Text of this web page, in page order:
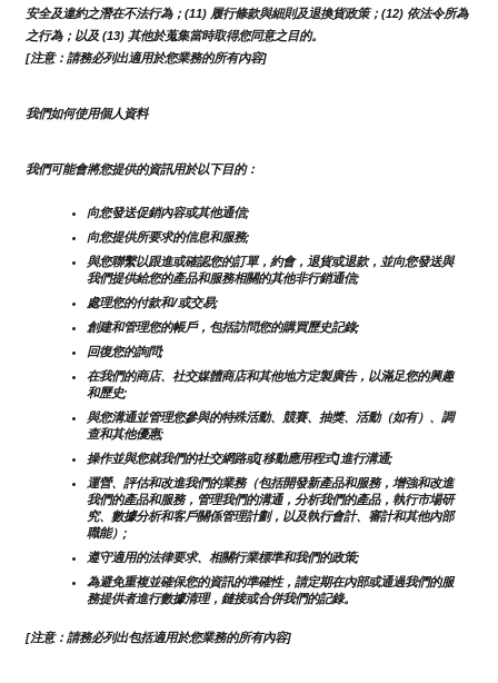
安全及違約之潛在不法行為；(11) 履行條款與細則及退換貨政策；(12) 依法令所為
之行為；以及 (13) 其他於蒐集當時取得您同意之目的。
[注意：請務必列出適用於您業務的所有內容]
我們如何使用個人資料
我們可能會將您提供的資訊用於以下目的：
向您發送促銷內容或其他通信;
向您提供所要求的信息和服務;
與您聯繫以跟進或確認您的訂單，約會，退貨或退款，並向您發送與
我們提供給您的產品和服務相關的其他非行銷通信;
處理您的付款和/或交易;
創建和管理您的帳戶，包括訪問您的購買歷史記錄;
回復您的詢問;
在我們的商店、社交媒體商店和其他地方定製廣告，以滿足您的興趣
和歷史;
與您溝通並管理您參與的特殊活動、競賽、抽獎、活動（如有）、調
查和其他優惠;
操作並與您就我們的社交網路或[移動應用程式]進行溝通;
運營、評估和改進我們的業務（包括開發新產品和服務，增強和改進
我們的產品和服務，管理我們的溝通，分析我們的產品，執行市場研
究、數據分析和客戶關係管理計劃，以及執行會計、審計和其他內部
職能）;
遵守適用的法律要求、相關行業標準和我們的政策;
為避免重複並確保您的資訊的準確性，請定期在內部或通過我們的服
務提供者進行數據清理，鏈接或合併我們的記錄。
[注意：請務必列出包括適用於您業務的所有內容]